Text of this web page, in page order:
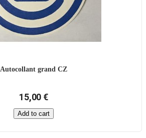
Autocollant grand CZ
15,00 €
Add to cart